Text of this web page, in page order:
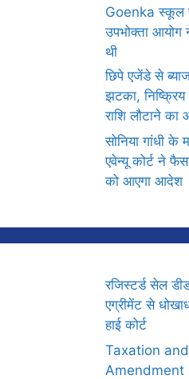
Goenka स्कूल
उपभोक्ता आयोग
थी
छिपे एजेंडे से
झटका,
राशि लौटाने
सोनिया गांधी के
एवेन्यू कोर्ट ने
को आएगा आदेश
रजिस्टर्ड सेल
एग्रीमेंट से
हाई कोर्ट
Taxation
Amendment